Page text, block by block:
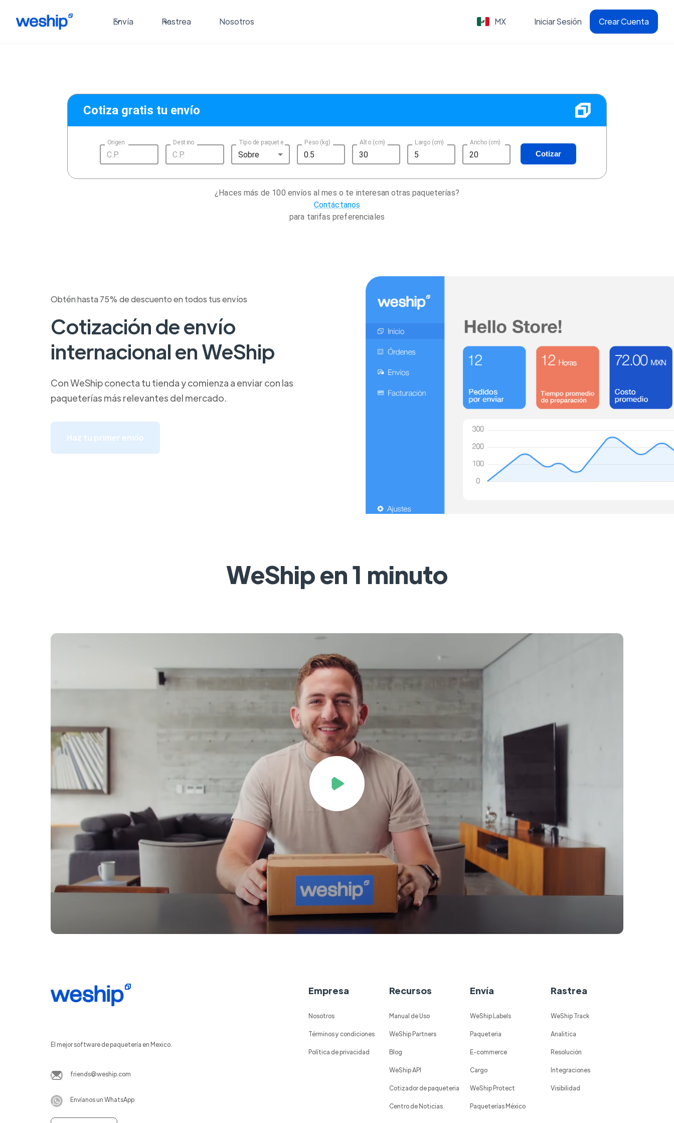
Envía Rastrea Nosotros MX Iniciar Sesión Crear Cuenta
Cotiza gratis tu envío
Origen Destino Tipo de paquete
Sobre
Peso (kg) Alto (cm) Largo (cm) Ancho (cm)
Cotizar
¿Haces más de 100 envíos al mes o te interesan otras paqueterías?
Contáctanos
para tarifas preferenciales
Obtén hasta 75% de descuento en todos tus envíos
Cotización de envío
internacional en WeShip
Con WeShip conecta tu tienda y comienza a enviar con las
paqueterías más relevantes del mercado.
Haz tu primer envío
WeShip en 1 minuto
El mejor software de paquetería en Mexico.
friends@weship.com
Envíanos un WhatsApp
Empresa
Nosotros
Términos y condiciones
Política de privacidad
Recursos
Manual de Uso
WeShip Partners
Blog
WeShip API
Cotizador de paqueteria
Centro de Noticias
Envía
WeShip Labels
Paqueteria
E-commerce
Cargo
WeShip Protect
Paqueterías México
Rastrea
WeShip Track
Analitica
Resolución
Integraciones
Visibilidad